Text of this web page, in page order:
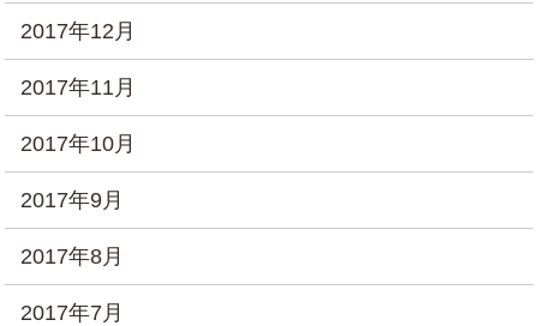
2017年12月
2017年11月
2017年10月
2017年9月
2017年8月
2017年7月